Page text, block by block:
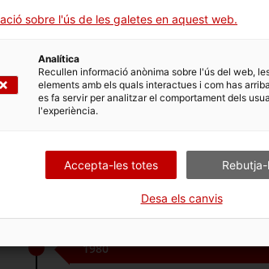
40 anys d’ACCIÓ
1980
sobre l'ús de les galetes en aquest web.
Analítica
Recullen informació anònima sobre l'ús del web,
elements amb els quals interactues i com has
es fa servir per analitzar el comportament dels
l'experiència.
Accepta-les totes
Desa els canvis